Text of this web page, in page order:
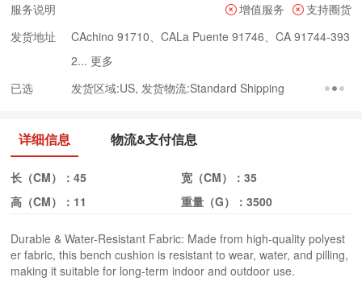
服务说明 增值服务
支持圈货
发货地址
CAchino 91710、CALa Puente 91746、CA 91744-393
2... 更多
已选
发货区域:US, 发货物流:Standard Shipping
详细信息 物流&支付信息
长（CM）：45 宽（CM）： 35
高（CM）： 11 重量（G）： 3500
Durable & Water-Resistant Fabric: Made from high-quality polyest
er fabric, this bench cushion is resistant to wear, water, and pilling,
making it suitable for long-term indoor and outdoor use.